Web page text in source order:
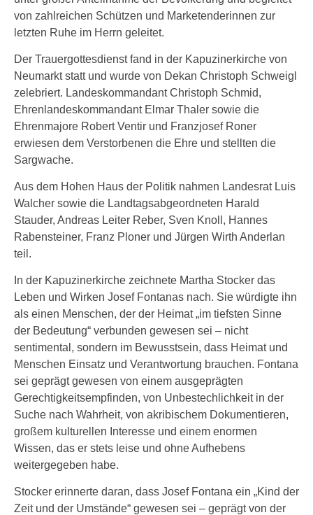
von zahlreichen Schützen und Marketenderinnen zur
letzten Ruhe im Herrn geleitet.
Der Trauergottesdienst fand in der Kapuzinerkirche von
Neumarkt statt und wurde von Dekan Christoph Schweigl
zelebriert. Landeskommandant Christoph Schmid,
Ehrenlandeskommandant Elmar Thaler sowie die
Ehrenmajore Robert Ventir und Franzjosef Roner
erwiesen dem Verstorbenen die Ehre und stellten die
Sargwache.
Aus dem Hohen Haus der Politik nahmen Landesrat Luis
Walcher sowie die Landtagsabgeordneten Harald
Stauder, Andreas Leiter Reber, Sven Knoll, Hannes
Rabensteiner, Franz Ploner und Jürgen Wirth Anderlan
teil.
In der Kapuzinerkirche zeichnete Martha Stocker das
Leben und Wirken Josef Fontanas nach. Sie würdigte ihn
als einen Menschen, der der Heimat „im tiefsten Sinne
der Bedeutung“ verbunden gewesen sei – nicht
sentimental, sondern im Bewusstsein, dass Heimat und
Menschen Einsatz und Verantwortung brauchen. Fontana
sei geprägt gewesen von einem ausgeprägten
Gerechtigkeitsempfinden, von Unbestechlichkeit in der
Suche nach Wahrheit, von akribischem Dokumentieren,
großem kulturellen Interesse und einem enormen
Wissen, das er stets leise und ohne Aufhebens
weitergegeben habe.
Stocker erinnerte daran, dass Josef Fontana ein „Kind der
Zeit und der Umstände“ gewesen sei – geprägt von der